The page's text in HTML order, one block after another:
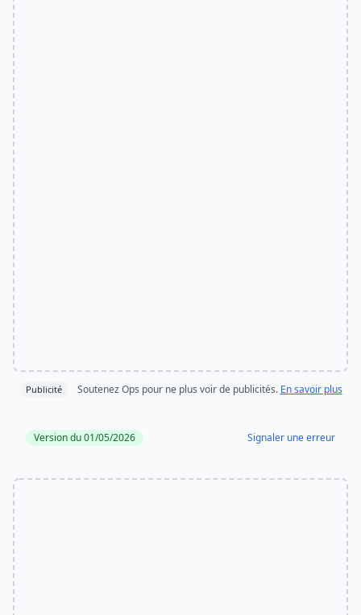
Publicité Soutenez Ops pour ne plus voir de publicités. En savoir plus
Version du 01/05/2026 Signaler une erreur